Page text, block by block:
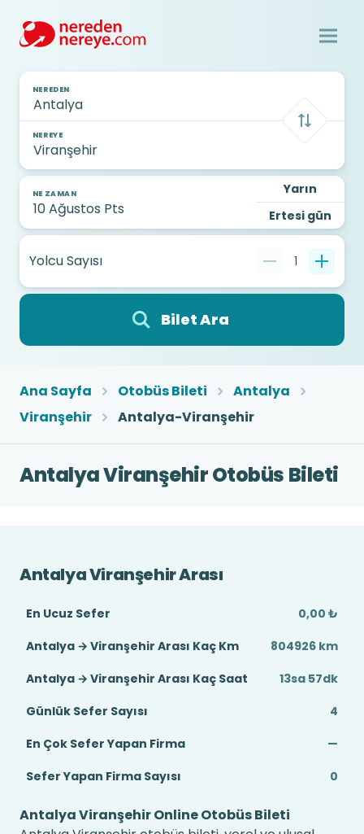
NEREDEN
NEREYE
NE ZAMAN
Yarın
Ertesi gün
Yolcu Sayısı 1
Bilet Ara
Ana Sayfa Otobüs Bileti
Antalya
Viranşehir
Antalya-Viranşehir
Antalya Viranşehir Otobüs Bileti
Antalya Viranşehir Arası
En Ucuz Sefer
0,00 ₺
Antalya → Viranşehir Arası Kaç Km
804926 km
Antalya → Viranşehir Arası Kaç Saat
13sa 57dk
Günlük Sefer Sayısı
4
En Çok Sefer Yapan Firma
—
Sefer Yapan Firma Sayısı
0
Antalya Viranşehir Online Otobüs Bileti